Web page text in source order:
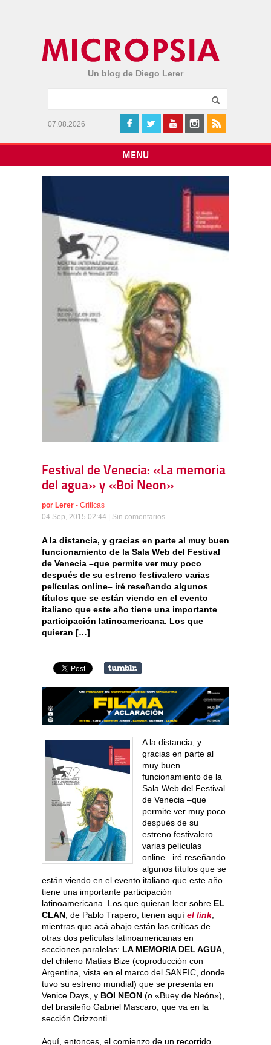
Un blog de Diego Lerer
07.08.2026
MENU
Festival de Venecia: «La memoria
del agua» y «Boi Neon»
por Lerer - Críticas
04 Sep, 2015 02:44 | Sin comentarios
A la distancia, y gracias en parte al muy buen
funcionamiento de la Sala Web del Festival
de Venecia –que permite ver muy poco
después de su estreno festivalero varias
películas online– iré reseñando algunos
títulos que se están viendo en el evento
italiano que este año tiene una importante
participación latinoamericana. Los que
quieran […]
A la distancia, y
gracias en parte al
muy buen
funcionamiento de la
Sala Web del Festival
de Venecia –que
permite ver muy poco
después de su
estreno festivalero
varias películas
online– iré reseñando
algunos títulos que se
están viendo en el evento italiano que este año
tiene una importante participación
latinoamericana. Los que quieran leer sobre EL
CLAN , de Pablo Trapero, tienen aquí el link
mientras que acá abajo están las críticas de
otras dos películas latinoamericanas en
secciones paralelas: LA MEMORIA DEL AGUA
del chileno Matías Bize (coproducción con
Argentina, vista en el marco del SANFIC, donde
tuvo su estreno mundial) que se presenta en
Venice Days, y BOI NEON (o «Buey de Neón»),
del brasileño Gabriel Mascaro, que va en la
sección Orizzonti.
Aquí, entonces, el comienzo de un recorrido